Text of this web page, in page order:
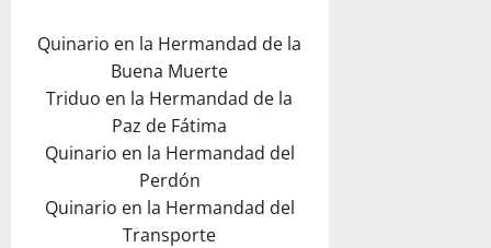
Quinario en la Hermandad de la
Buena Muerte
Triduo en la Hermandad de la
Paz de Fátima
Quinario en la Hermandad del
Perdón
Quinario en la Hermandad del
Transporte